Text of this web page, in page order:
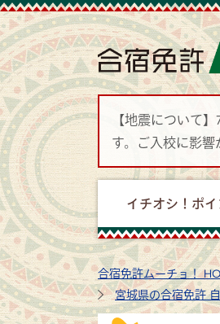
【地震について
す。ご入校に影
イチオシ！ポイ
合宿免許ムーチョ！
宮城県の合宿免許